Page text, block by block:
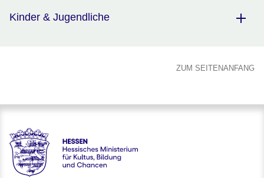
Kinder & Jugendliche
ZUM SEITENANFANG
Hessen - Digitale Schule Hessen